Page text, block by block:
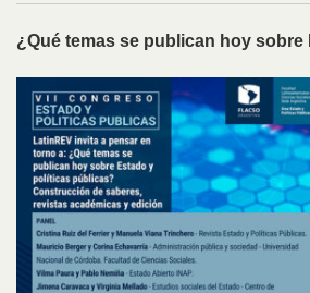
¿Qué temas se publican hoy